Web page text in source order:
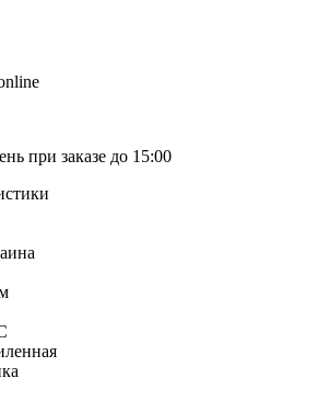
при заказе до 15:00